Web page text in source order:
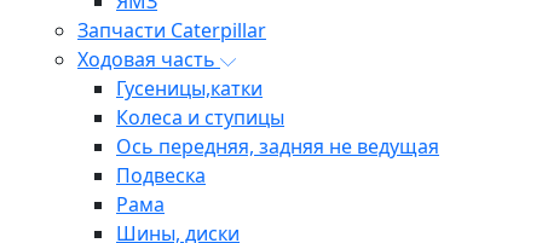
Запчасти Caterpillar
Ходовая часть
Гусеницы,катки
Колеса и ступицы
Ось передняя, задняя не ведущая
Подвеска
Рама
Шины, диски